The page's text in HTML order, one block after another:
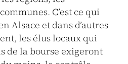
C’est ce qui
Alsace et dans d’autres
les élus locaux qui
de la bourse exigeront